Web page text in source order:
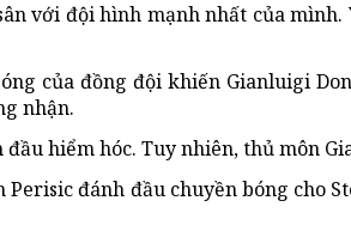
với đội hình mạnh nhất của
của đồng đội khiến Gianluigi
nhận.
hiểm hóc. Tuy nhiên, thủ môn
đánh đầu chuyền bóng